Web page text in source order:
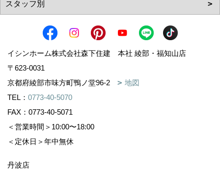
イシンホーム株式会社森下住建 本社 綾部・福知山店
〒623-0031
京都府綾部市味方町鴨ノ堂96-2
地図
TEL： 0773-40-5070
FAX：0773-40-5071
＜営業時間＞10:00〜18:00
＜定休日＞年中無休
丹波店